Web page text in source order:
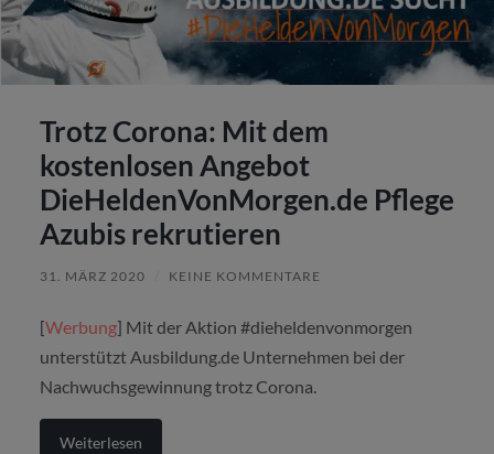
Trotz Corona: Mit dem
kostenlosen Angebot
DieHeldenVonMorgen.de Pflege
Azubis rekrutieren
31. MÄRZ 2020 KEINE KOMMENTARE
[Werbung] Mit der Aktion #dieheldenvonmorgen
unterstützt Ausbildung.de Unternehmen bei der
Nachwuchsgewinnung trotz Corona.
Weiterlesen